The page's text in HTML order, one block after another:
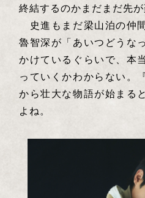
終結するのかまだまだ先
史進もまだ梁山泊の仲
魯智深が「あいつどうな
かけているぐらいで、本
っていくかわからない。
から壮大な物語が始まる
よね。